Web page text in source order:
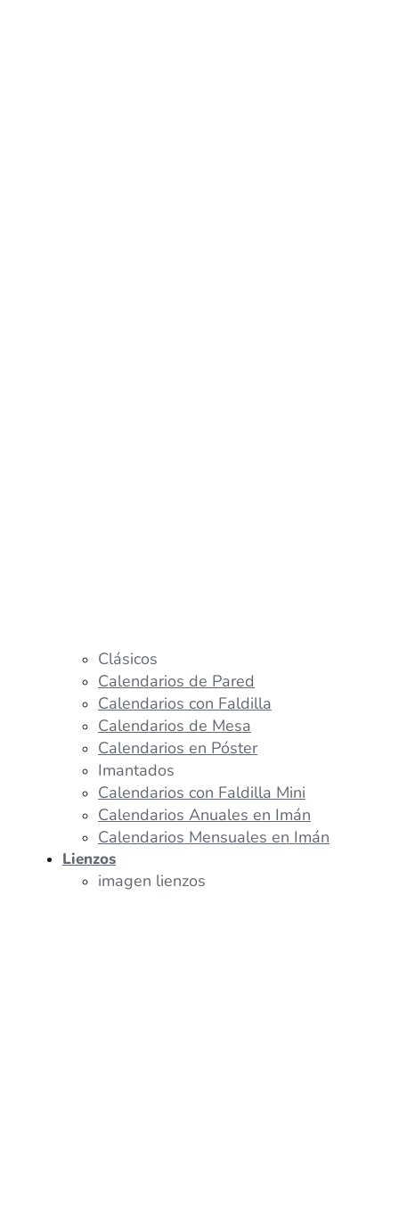
Clásicos
Calendarios de Pared
Calendarios con Faldilla
Calendarios de Mesa
Calendarios en Póster
Imantados
Calendarios con Faldilla Mini
Calendarios Anuales en Imán
Calendarios Mensuales en Imán
Lienzos
imagen lienzos